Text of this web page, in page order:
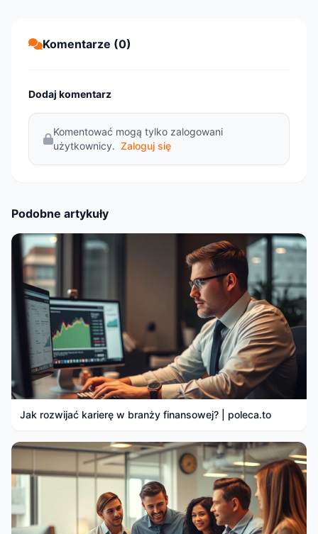
Komentarze (0)
Dodaj komentarz
Komentować mogą tylko zalogowani
użytkownicy. Zaloguj się
Podobne artykuły
Jak rozwijać karierę w branży finansowej? | poleca.to